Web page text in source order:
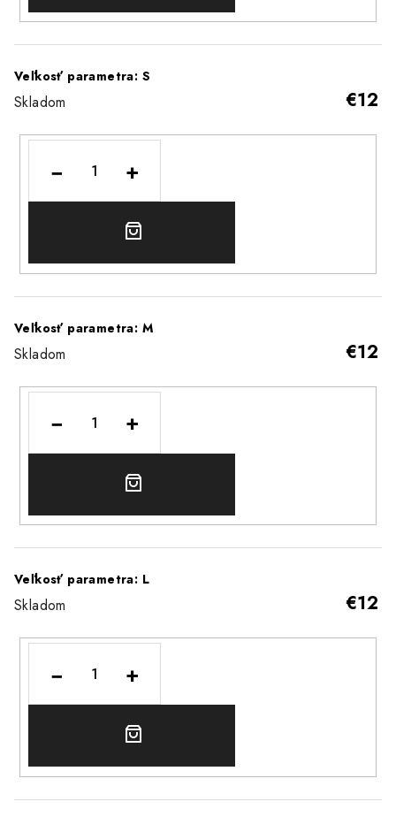
Veľkosť parametra: S
Skladom €12
+
−
DO
Veľkosť parametra: M
Skladom €12
+
−
DO
Veľkosť parametra: L
Skladom €12
+
−
DO